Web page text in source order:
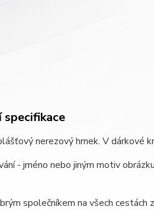
nerezový hrnek. V dárkové
- jméno nebo jiným motiv
společníkem na všech cestách